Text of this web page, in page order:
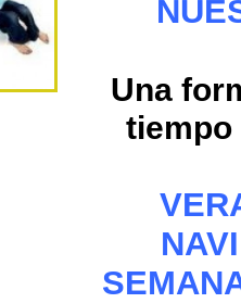
Una
tiempo